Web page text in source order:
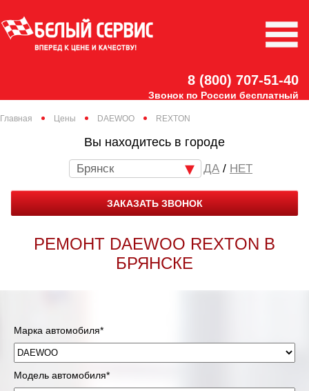
8 (800) 707-51-40
Звонок по России бесплатный
Главная Цены DAEWOO REXTON
Вы находитесь в городе
Брянск / НЕТ
ЗАКАЗАТЬ ЗВОНОК
РЕМОНТ DAEWOO REXTON В
БРЯНСКЕ
Марка автомобиля*
Модель автомобиля*